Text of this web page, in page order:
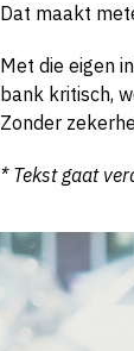
Dat maakt
Met die eigen
bank kritisch,
Zonder
* Tekst gaat